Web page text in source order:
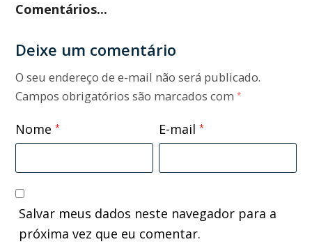
Comentários...
Deixe um comentário
O seu endereço de e-mail não será publicado.
Campos obrigatórios são marcados com*
Nome* E-mail*
Salvar meus dados neste navegador para a
próxima vez que eu comentar.